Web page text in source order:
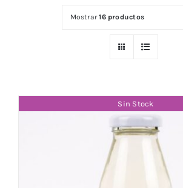
Mostrar16 productos
Sin Stock